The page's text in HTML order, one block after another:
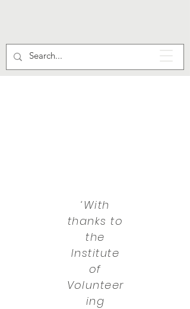
‘With
thanks to
the
Institute
of
Volunteer
ing